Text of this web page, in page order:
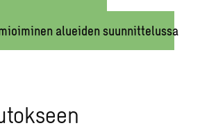
alueiden suunnittelussa